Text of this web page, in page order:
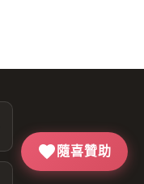
隨喜贊助